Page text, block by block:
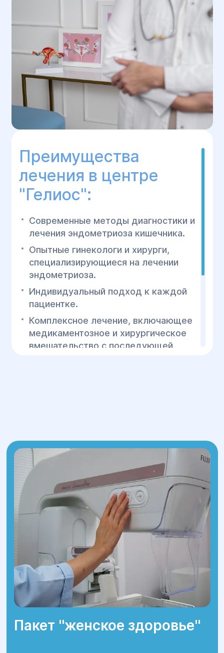
Преимущества
лечения в центре
"Гелиос":
Современные методы диагностики и
лечения эндометриоза кишечника.
Опытные гинекологи и хирурги,
специализирующиеся на лечении
эндометриоза.
Индивидуальный подход к каждой
пациентке.
Комплексное лечение, включающее
медикаментозное и хирургическое
вмешательство с последующей
Обратитесь к нам уже сегодня для
диагностики и лечения!
Пакет ''женское здоровье''